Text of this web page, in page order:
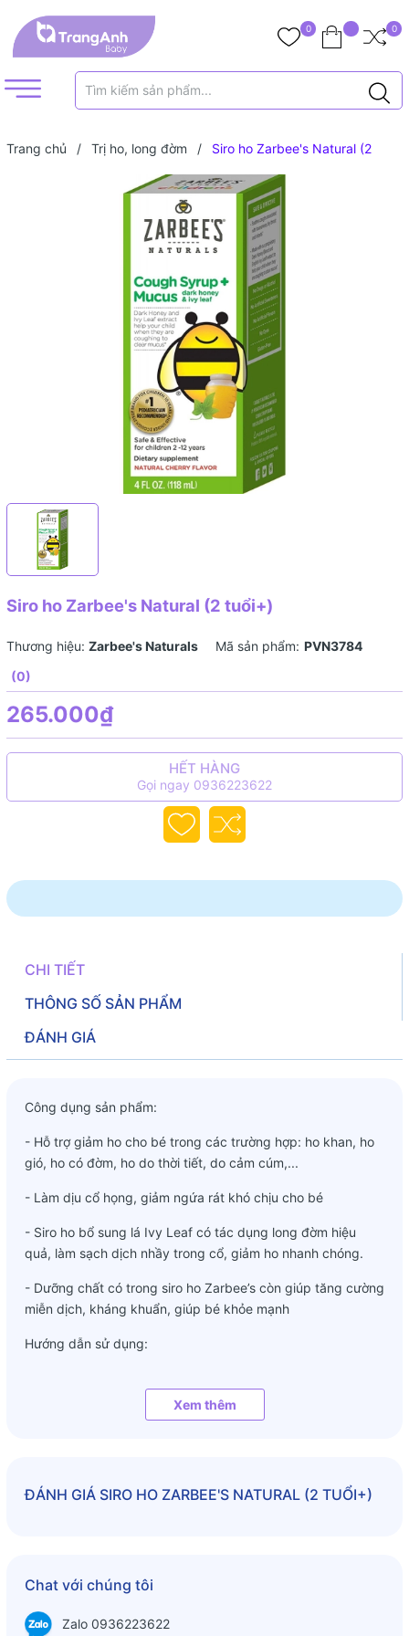
0 0
Trang chủ / Trị ho, long đờm /
Siro ho Zarbee's Natural (2
Siro ho Zarbee's Natural (2 tuổi+)
Thương hiệu: Zarbee's Naturals Mã sản phẩm: PVN3784
(0)
265.000₫
HẾT HÀNG
Gọi ngay 0936223622
CHI TIẾT
THÔNG SỐ SẢN PHẨM
ĐÁNH GIÁ
Công dụng sản phẩm:
- Hỗ trợ giảm ho cho bé trong các trường hợp: ho khan, ho
gió, ho có đờm, ho do thời tiết, do cảm cúm,...
- Làm dịu cổ họng, giảm ngứa rát khó chịu cho bé
- Siro ho bổ sung lá Ivy Leaf có tác dụng long đờm hiệu
quả, làm sạch dịch nhầy trong cổ, giảm ho nhanh chóng.
- Dưỡng chất có trong siro ho Zarbee’s còn giúp tăng cường
miễn dịch, kháng khuẩn, giúp bé khỏe mạnh
Hướng dẫn sử dụng:
Từ 2-5 tháng: dùng 3ml/lần
Từ 6 tháng - 1 tuổi: 4ml/lần
Lắc đều trước khi sử dụng. Chai đã mở sử dụng trong vòng
90 ngày.
Xem thêm
ĐÁNH GIÁ SIRO HO ZARBEE'S NATURAL (2 TUỔI+)
Chat với chúng tôi
Zalo 0936223622